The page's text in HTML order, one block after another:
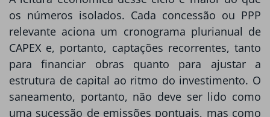
os números isolados. Cada concessão ou PPP
relevante aciona um cronograma plurianual de
CAPEX e, portanto, captações recorrentes, tanto
para financiar obras quanto para ajustar a
estrutura de capital ao ritmo do investimento. O
saneamento, portanto, não deve ser lido como
uma sucessão de emissões pontuais, mas como